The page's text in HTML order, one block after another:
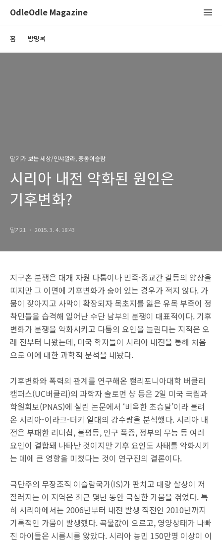
OdleOdle Magazine
홈 방명록
딸기가 보는 세상/인샤알라, 중동이슬람
시리아 내전 악화된 원인은
딸기21 2015. 3. 4. 18:43
지구촌 분쟁은 대개 자원 다툼이나 민족·종교간 갈등의 양상을
띠지만 그 이면에 기후변화가 숨어 있는 경우가 적지 않다. 가
뭄이 잦아지고 사막이 확장되자 목초지를 잃은 유목 부족이 정
착민들을 습격해 일어난 수단 남부의 분쟁이 대표적이다. 기후
변화가 분쟁을 악화시키고 다툼의 요인을 늘린다는 지적은 오
래 전부터 나왔는데, 미국 학자들이 시리아 내전을 통해 처음
으로 이에 대한 과학적 분석을 내놨다.
기후변화와 폭력의 관계를 연구해온 캘리포니아대학 버클리
캠퍼스(UC버클리)의 과학자 솔로먼 샹 등은 2일 미국 국립과
학원회보(PNAS)에 실린 논문에서 ‘비옥한 초승달’이라 불려
온 시리아-이라크-터키 일대의 강수량을 분석했다. 시리아 내
전은 부패한 리더십, 불평등, 인구 폭증, 정부의 무능 등 여러
요인이 결합돼 나타난 것이지만 기후 요인도 사태를 악화시키
는 데에 큰 영향을 미쳤다는 것이 연구진의 결론이다.
극단주의 무장조직 이슬람국가(IS)가 판치고 대량 살상이 저
질러지는 이 지역은 최근 몇년 동안 극심한 가뭄을 겪었다. 특
히 시리아에서는 2006년부터 내전 발생 직전인 2010년까지
기록적인 가뭄이 발생했다. 곡물값이 오르고, 영양상태가 나빠
진 아이들은 시름시름 앓았다. 시리아 농민 150만명 이상이 이